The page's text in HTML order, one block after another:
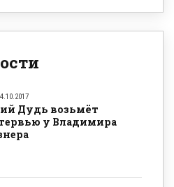
Дудь возьмёт
у Владимира